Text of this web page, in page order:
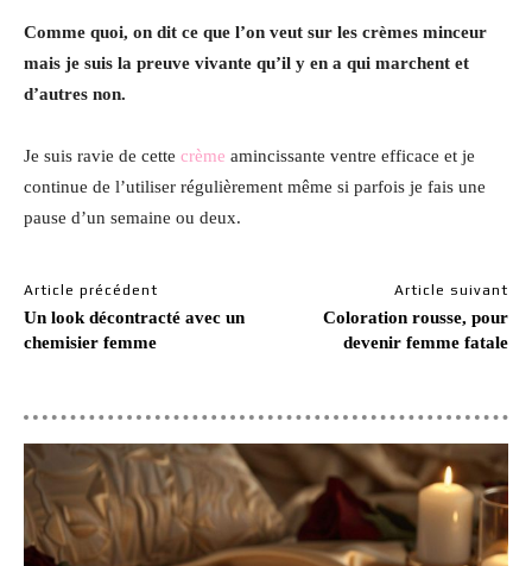
Comme quoi, on dit ce que l’on veut sur les crèmes minceur
mais je suis la preuve vivante qu’il y en a qui marchent et
d’autres non.
Je suis ravie de cette crème amincissante ventre efficace et je
continue de l’utiliser régulièrement même si parfois je fais une
pause d’un semaine ou deux.
Article précédent
Un look décontracté avec un
chemisier femme
Article suivant
Coloration rousse, pour
devenir femme fatale